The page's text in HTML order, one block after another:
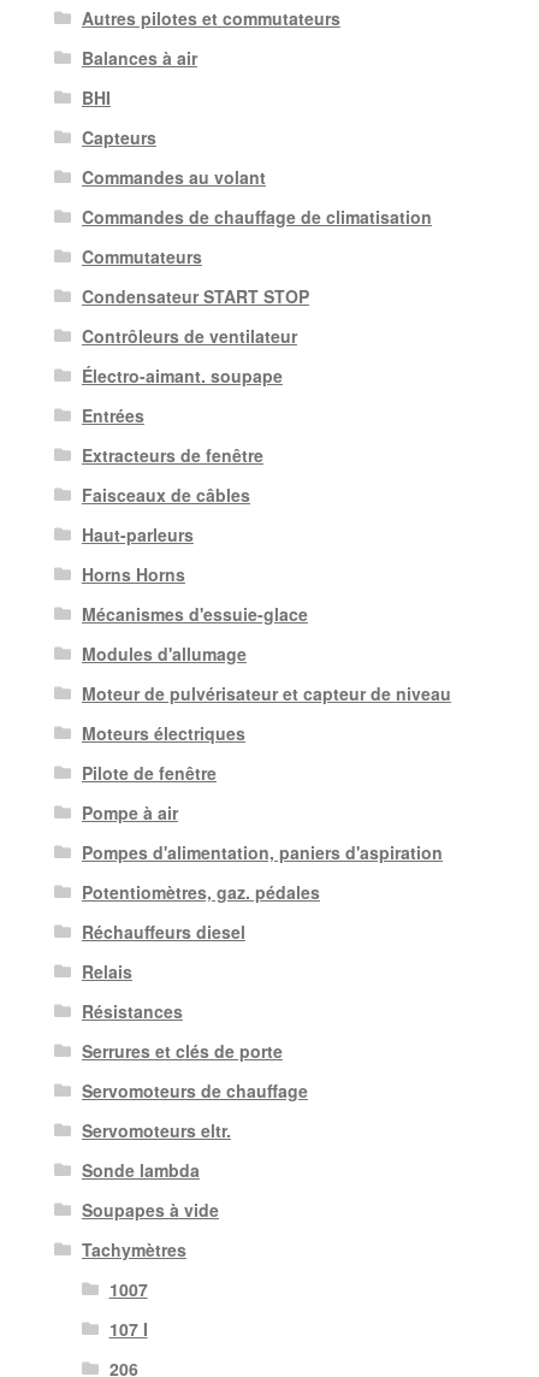
Autres pilotes et commutateurs
Balances à air
BHI
Capteurs
Commandes au volant
Commandes de chauffage de climatisation
Commutateurs
Condensateur START STOP
Contrôleurs de ventilateur
Électro-aimant. soupape
Entrées
Extracteurs de fenêtre
Faisceaux de câbles
Haut-parleurs
Horns Horns
Mécanismes d'essuie-glace
Modules d'allumage
Moteur de pulvérisateur et capteur de niveau
Moteurs électriques
Pilote de fenêtre
Pompe à air
Pompes d'alimentation, paniers d'aspiration
Potentiomètres, gaz. pédales
Réchauffeurs diesel
Relais
Résistances
Serrures et clés de porte
Servomoteurs de chauffage
Servomoteurs eltr.
Sonde lambda
Soupapes à vide
Tachymètres
1007
107 I
206